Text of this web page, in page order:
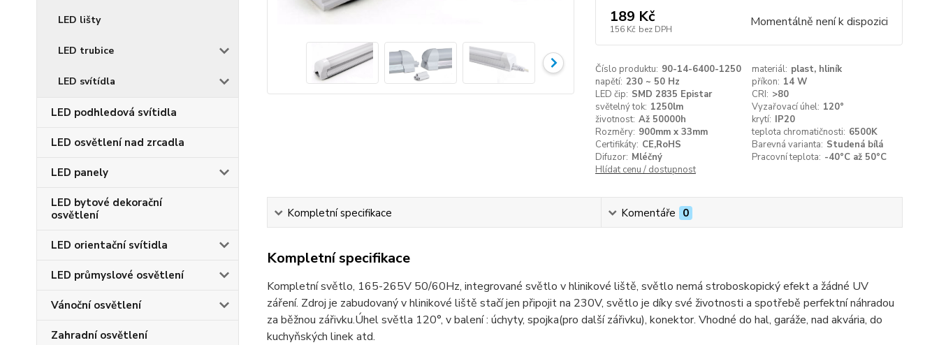
LED lišty
LED trubice
LED svítídla
LED podhledová svítidla
LED osvětlení nad zrcadla
LED panely
LED bytové dekorační
osvětlení
LED orientační svítidla
LED průmyslové osvětlení
Vánoční osvětlení
Zahradní osvětlení
189 Kč
156 Kč bez DPH Momentálně není k dispozici
Číslo produktu: 90-14-6400-1250 materiál: plast, hliník
napětí: 230 ~ 50 Hz příkon: 14 W
LED čip: SMD 2835 Epistar CRI: >80
světelný tok: 1250lm Vyzařovací úhel: 120°
životnost: Až 50000h krytí: IP20
Rozměry: 900mm x 33mm teplota chromatičnosti: 6500K
Certifikáty: CE,RoHS Barevná varianta: Studená bílá
Difuzor: Mléčný Pracovní teplota: -40°C až 50°C
Hlídat cenu / dostupnost
Kompletní specifikace Komentáře 0
Kompletní specifikace
Kompletní světlo, 165-265V 50/60Hz, integrované světlo v hlinikové liště, světlo nemá stroboskopický efekt a žádné UV
záření. Zdroj je zabudovaný v hlinikové liště stačí jen připojit na 230V, světlo je díky své životnosti a spotřebě perfektní náhradou
za běžnou zářivku.Úhel světla 120°, v balení : úchyty, spojka(pro další zářivku), konektor. Vhodné do hal, garáže, nad akvária, do
kuchyňských linek atd.